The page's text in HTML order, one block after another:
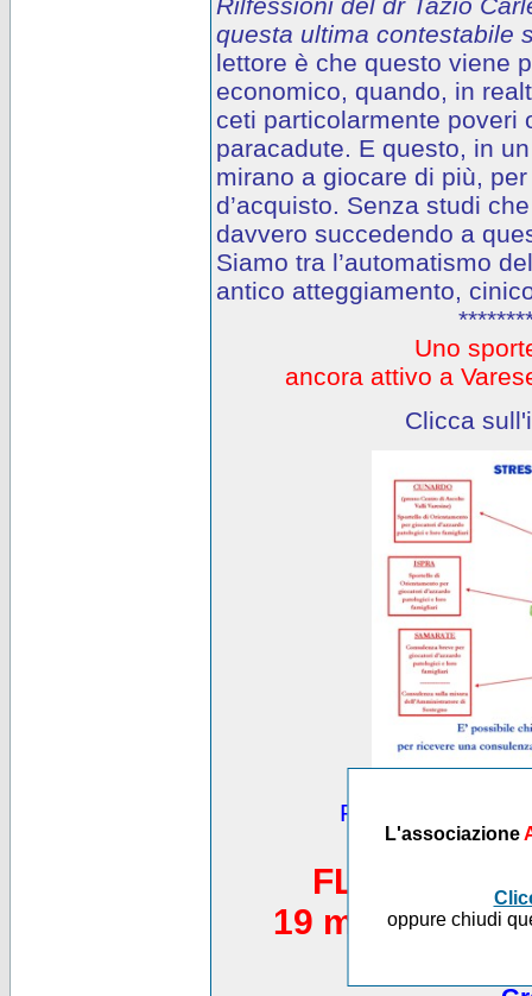
L'associazione
oppure chiudi
questa ultima contestabile
lettore è che questo viene
economico, quando, in
ceti particolarmente poveri
paracadute. E questo, in
mirano a giocare di più,
d’acquisto. Senza studi
davvero succedendo a
Siamo tra l’automatismo
antico atteggiamento,
Uno
ancora attivo a
Clicca
Puoi vedere
FLASH
19 maggio